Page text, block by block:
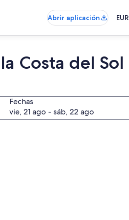
Abrir aplicación EUR
Costa del Sol
Fechas